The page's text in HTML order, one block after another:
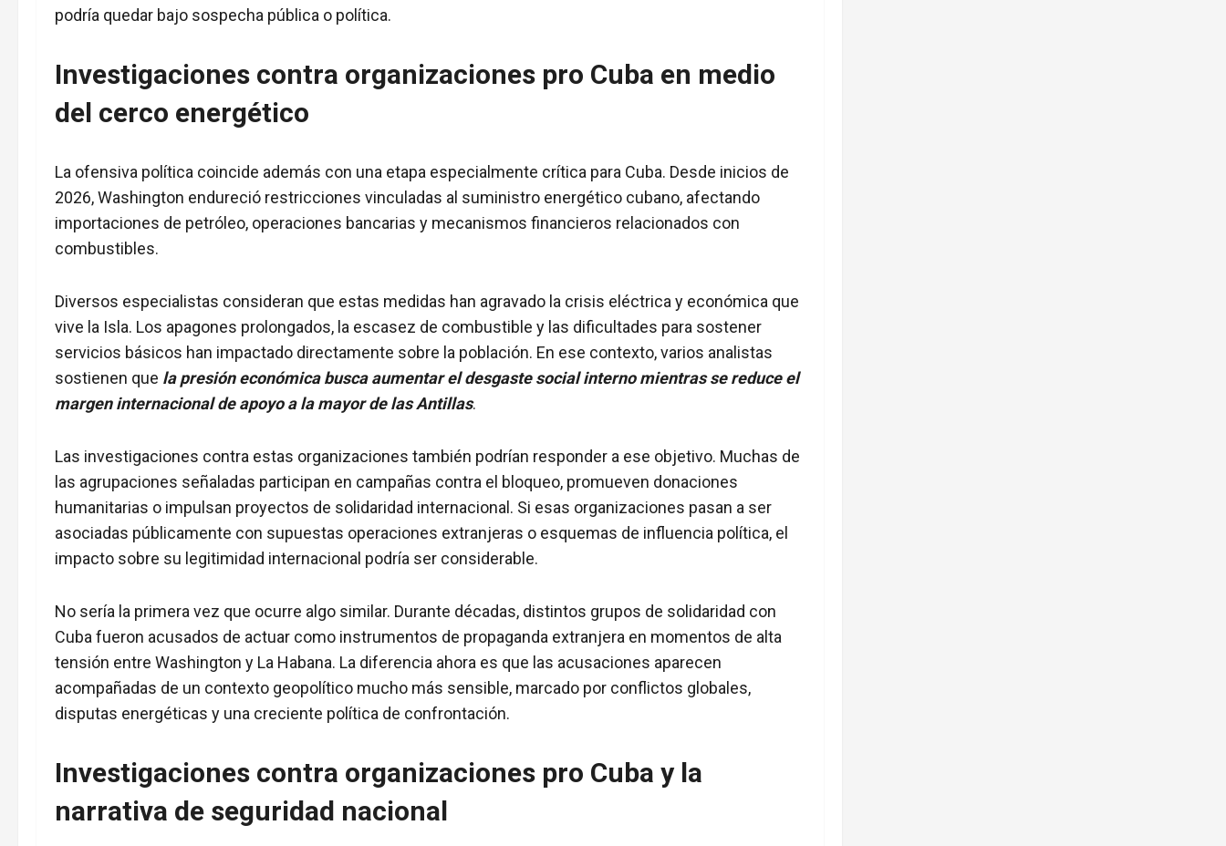
podría quedar bajo sospecha pública o política.
Investigaciones contra organizaciones pro Cuba en medio
del cerco energético
La ofensiva política coincide además con una etapa especialmente crítica para Cuba. Desde inicios de
2026, Washington endureció restricciones vinculadas al suministro energético cubano, afectando
importaciones de petróleo, operaciones bancarias y mecanismos financieros relacionados con
combustibles.
Diversos especialistas consideran que estas medidas han agravado la crisis eléctrica y económica que
vive la Isla. Los apagones prolongados, la escasez de combustible y las dificultades para sostener
servicios básicos han impactado directamente sobre la población. En ese contexto, varios analistas
sostienen que la presión económica busca aumentar el desgaste social interno mientras se reduce el
margen internacional de apoyo a la mayor de las Antillas.
Las investigaciones contra estas organizaciones también podrían responder a ese objetivo. Muchas de
las agrupaciones señaladas participan en campañas contra el bloqueo, promueven donaciones
humanitarias o impulsan proyectos de solidaridad internacional. Si esas organizaciones pasan a ser
asociadas públicamente con supuestas operaciones extranjeras o esquemas de influencia política, el
impacto sobre su legitimidad internacional podría ser considerable.
No sería la primera vez que ocurre algo similar. Durante décadas, distintos grupos de solidaridad con
Cuba fueron acusados de actuar como instrumentos de propaganda extranjera en momentos de alta
tensión entre Washington y La Habana. La diferencia ahora es que las acusaciones aparecen
acompañadas de un contexto geopolítico mucho más sensible, marcado por conflictos globales,
disputas energéticas y una creciente política de confrontación.
Investigaciones contra organizaciones pro Cuba y la
narrativa de seguridad nacional